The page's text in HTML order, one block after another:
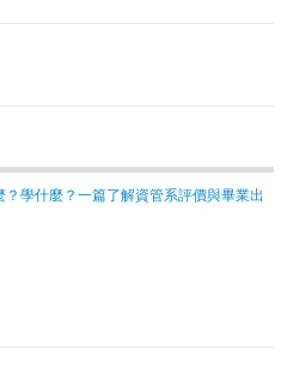
？學什麼？一篇了解資管系評價與畢業出